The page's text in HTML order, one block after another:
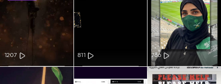
766
811
1207